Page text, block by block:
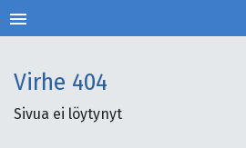
menu
Virhe 404
Sivua ei löytynyt